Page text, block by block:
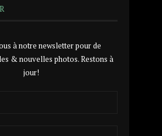
à notre newsletter pour de
& nouvelles photos. Restons à
jour!